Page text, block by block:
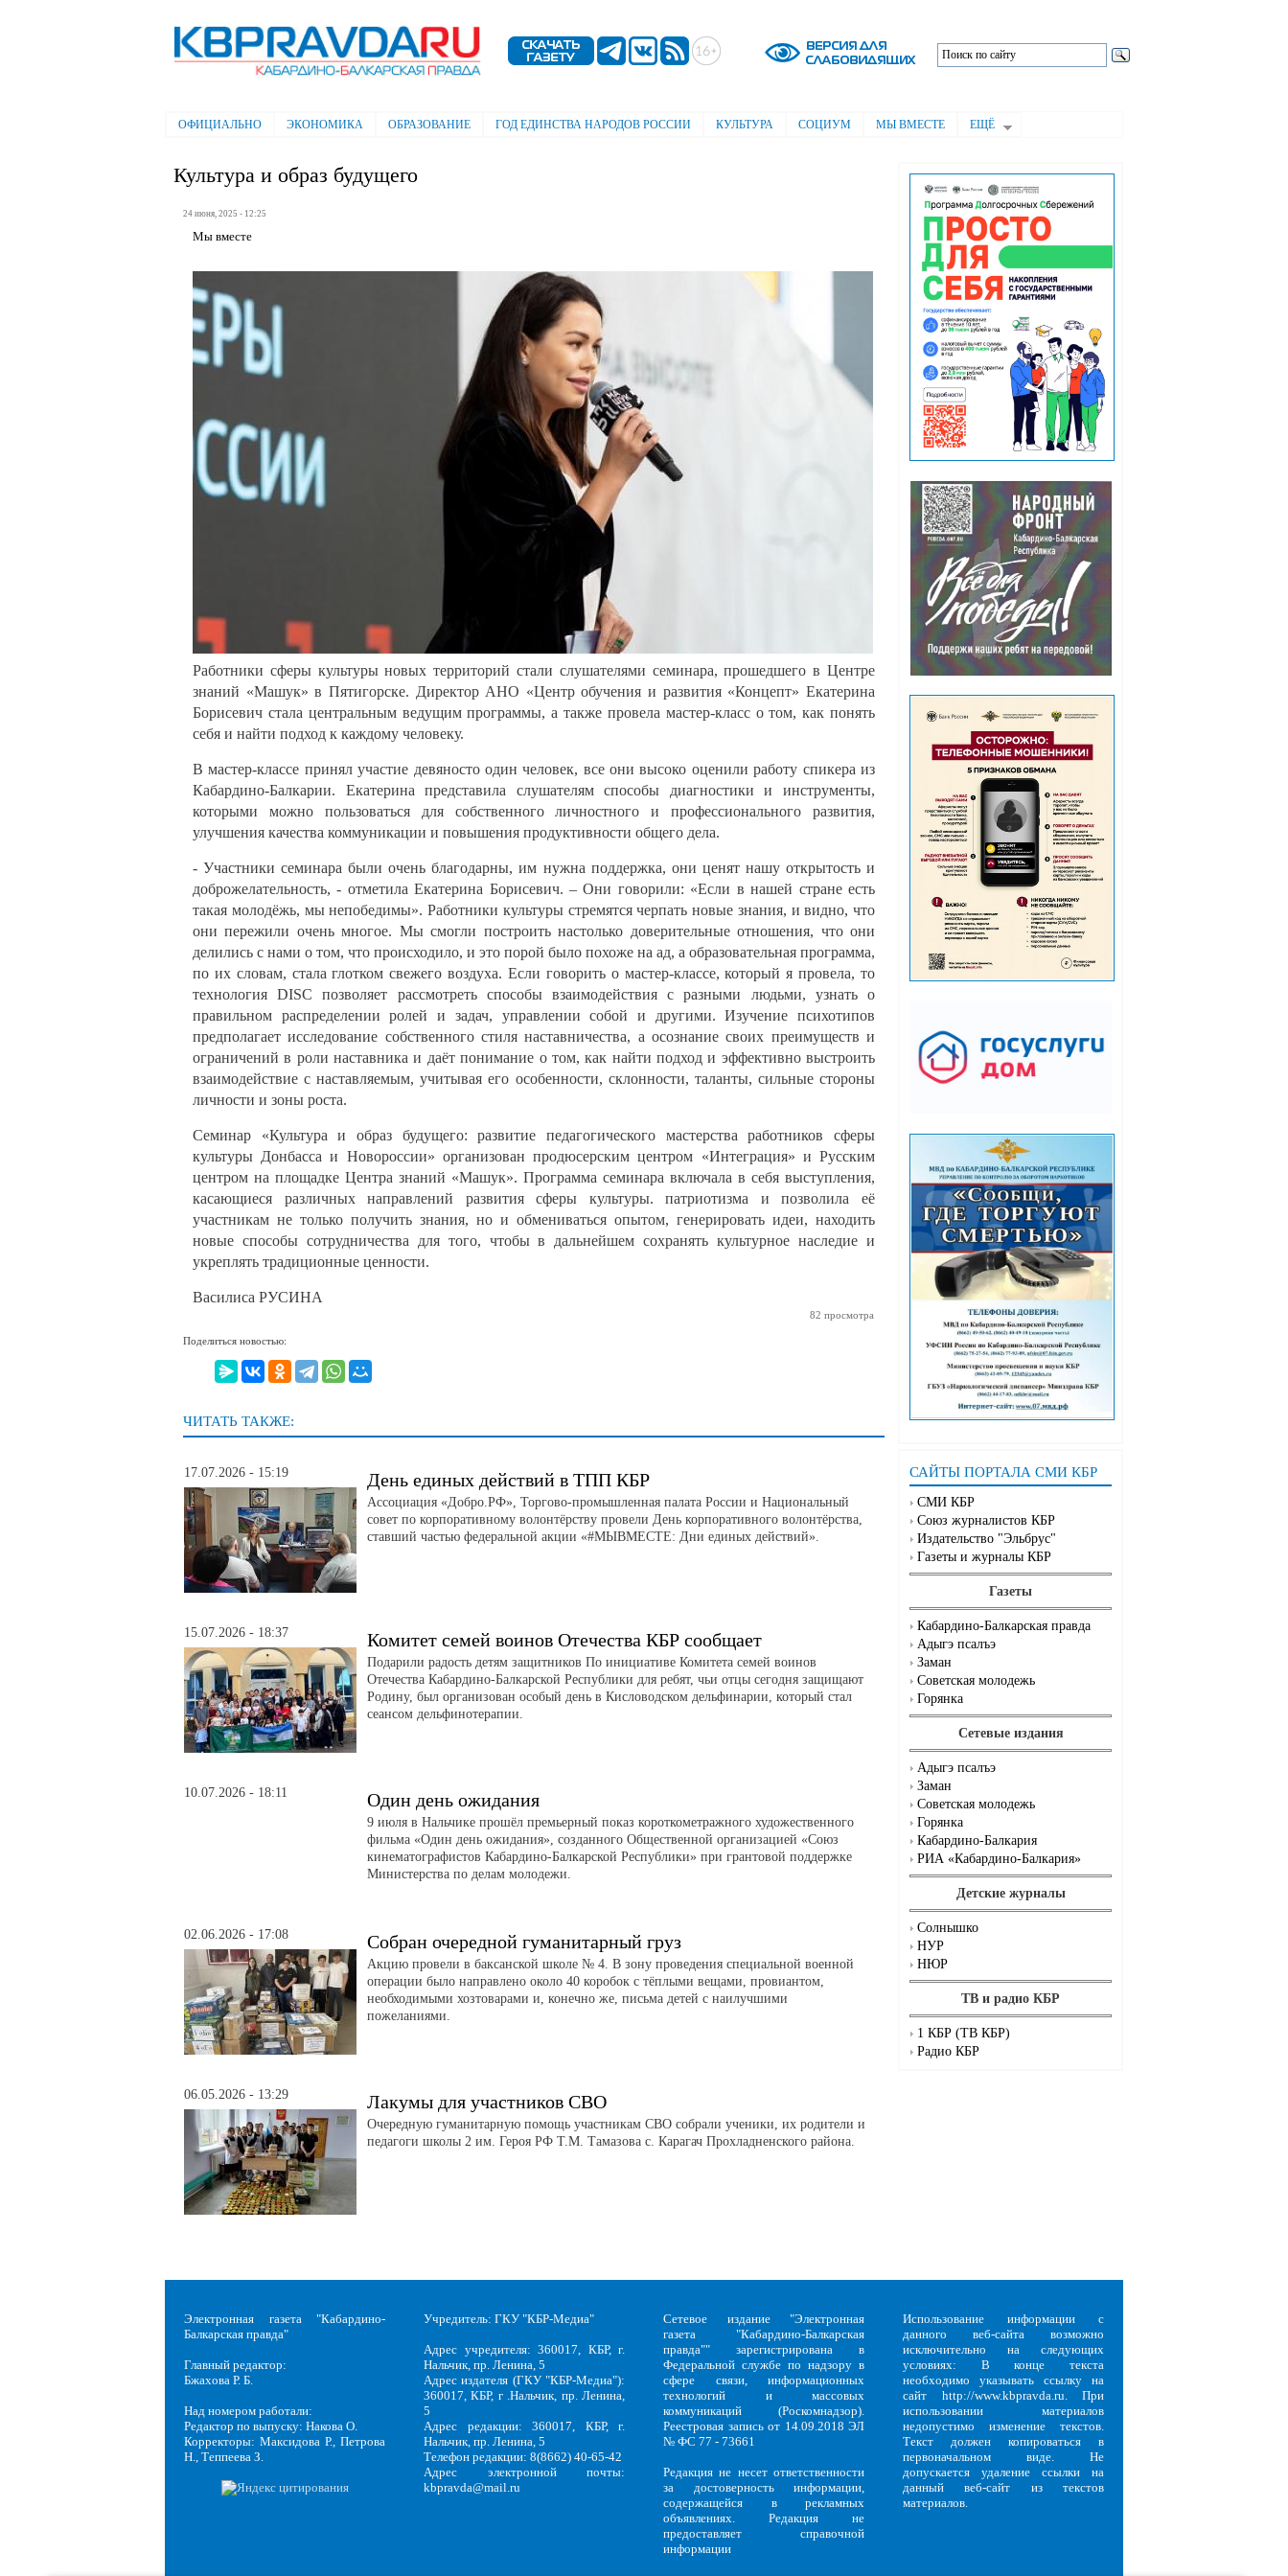
содержанию
Электронная газета "Кабардино-
Балкарская правда"
Главное меню
ОФИЦИАЛЬНО ЭКОНОМИКА ОБРАЗОВАНИЕ ГОД ЕДИНСТВА НАРОДОВ РОССИИ КУЛЬТУРА СОЦИУМ МЫ ВМЕСТЕ ЕЩЁ
САЙТЫ ПОРТАЛА СМИ КБР
СМИ КБР
Союз журналистов КБР
Издательство "Эльбрус"
Газеты и журналы КБР
Газеты
Кабардино-Балкарская правда
Адыгэ псалъэ
Заман
Советская молодежь
Горянка
Сетевые издания
Адыгэ псалъэ
Заман
Советская молодежь
Горянка
Кабардино-Балкария
РИА «Кабардино-Балкария»
Детские журналы
Солнышко
НУР
НЮР
ТВ и радио КБР
1 КБР (ТВ КБР)
Радио КБР
Культура и образ будущего
24 июня, 2025 - 12:25
Мы вместе
Работники сферы культуры новых территорий стали слушателями семинара, прошедшего в Центре
знаний «Машук» в Пятигорске. Директор АНО «Центр обучения и развития «Концепт» Екатерина
Борисевич стала центральным ведущим программы, а также провела мастер-класс о том, как понять
себя и найти подход к каждому человеку.
В мастер-классе принял участие девяносто один человек, все они высоко оценили работу спикера из
Кабардино-Балкарии. Екатерина представила слушателям способы диагностики и инструменты,
которыми можно пользоваться для собственного личностного и профессионального развития,
улучшения качества коммуникации и повышения продуктивности общего дела.
- Участники семинара были очень благодарны, им нужна поддержка, они ценят нашу открытость и
доброжелательность, - отметила Екатерина Борисевич. – Они говорили: «Если в нашей стране есть
такая молодёжь, мы непобедимы». Работники культуры стремятся черпать новые знания, и видно, что
они пережили очень многое. Мы смогли построить настолько доверительные отношения, что они
делились с нами о том, что происходило, и это порой было похоже на ад, а образовательная программа,
по их словам, стала глотком свежего воздуха. Если говорить о мастер-классе, который я провела, то
технология DISC позволяет рассмотреть способы взаимодействия с разными людьми, узнать о
правильном распределении ролей и задач, управлении собой и другими. Изучение психотипов
предполагает исследование собственного стиля наставничества, а осознание своих преимуществ и
ограничений в роли наставника и даёт понимание о том, как найти подход и эффективно выстроить
взаимодействие с наставляемым, учитывая его особенности, склонности, таланты, сильные стороны
личности и зоны роста.
Семинар «Культура и образ будущего: развитие педагогического мастерства работников сферы
культуры Донбасса и Новороссии» организован продюсерским центром «Интеграция» и Русским
центром на площадке Центра знаний «Машук». Программа семинара включала в себя выступления,
касающиеся различных направлений развития сферы культуры. патриотизма и позволила её
участникам не только получить знания, но и обмениваться опытом, генерировать идеи, находить
новые способы сотрудничества для того, чтобы в дальнейшем сохранять культурное наследие и
укреплять традиционные ценности.
Василиса РУСИНА
82 просмотра
Поделиться новостью:
ЧИТАТЬ ТАКЖЕ:
17.07.2026 - 15:19 День единых действий в ТПП КБР
Ассоциация «Добро.РФ», Торгово-промышленная палата России и Национальный
совет по корпоративному волонтёрству провели День корпоративного волонтёрства,
ставший частью федеральной акции «#МЫВМЕСТЕ: Дни единых действий».
15.07.2026 - 18:37 Комитет семей воинов Отечества КБР сообщает
Подарили радость детям защитников По инициативе Комитета семей воинов
Отечества Кабардино-Балкарской Республики для ребят, чьи отцы сегодня защищают
Родину, был организован особый день в Кисловодском дельфинарии, который стал
сеансом дельфинотерапии.
10.07.2026 - 18:11 Один день ожидания
9 июля в Нальчике прошёл премьерный показ короткометражного художественного
фильма «Один день ожидания», созданного Общественной организацией «Союз
кинематографистов Кабардино-Балкарской Республики» при грантовой поддержке
Министерства по делам молодежи.
02.06.2026 - 17:08 Собран очередной гуманитарный груз
Акцию провели в баксанской школе № 4. В зону проведения специальной военной
операции было направлено около 40 коробок с тёплыми вещами, провиантом,
необходимыми хозтоварами и, конечно же, письма детей с наилучшими
пожеланиями.
06.05.2026 - 13:29 Лакумы для участников СВО
Очередную гуманитарную помощь участникам СВО собрали ученики, их родители и
педагоги школы 2 им. Героя РФ Т.М. Тамазова с. Карагач Прохладненского района.
Электронная газета "Кабардино-
Балкарская правда"
Главный редактор:
Бжахова Р. Б.
Над номером работали:
Редактор по выпуску: Накова О.
Корректоры: Максидова Р., Петрова
Н., Теппеева З.
Учредитель: ГКУ "КБР-Медиа"
Адрес учредителя: 360017, КБР, г.
Нальчик, пр. Ленина, 5
Адрес издателя (ГКУ "КБР-Медиа"):
360017, КБР, г .Нальчик, пр. Ленина,
5
Адрес редакции: 360017, КБР, г.
Нальчик, пр. Ленина, 5
Телефон редакции: 8(8662) 40-65-42
Адрес электронной почты:
kbpravda@mail.ru
Сетевое издание "Электронная
газета "Кабардино-Балкарская
правда"" зарегистрирована в
Федеральной службе по надзору в
сфере связи, информационных
технологий и массовых
коммуникаций (Роскомнадзор).
Реестровая запись от 14.09.2018 ЭЛ
№ ФС 77 - 73661
Редакция не несет ответственности
за достоверность информации,
содержащейся в рекламных
объявлениях. Редакция не
предоставляет справочной
информации
Использование информации с
данного веб-сайта возможно
исключительно на следующих
условиях: В конце текста
необходимо указывать ссылку на
сайт http://www.kbpravda.ru. При
использовании материалов
недопустимо изменение текстов.
Текст должен копироваться в
первоначальном виде. Не
допускается удаление ссылки на
данный веб-сайт из текстов
материалов.